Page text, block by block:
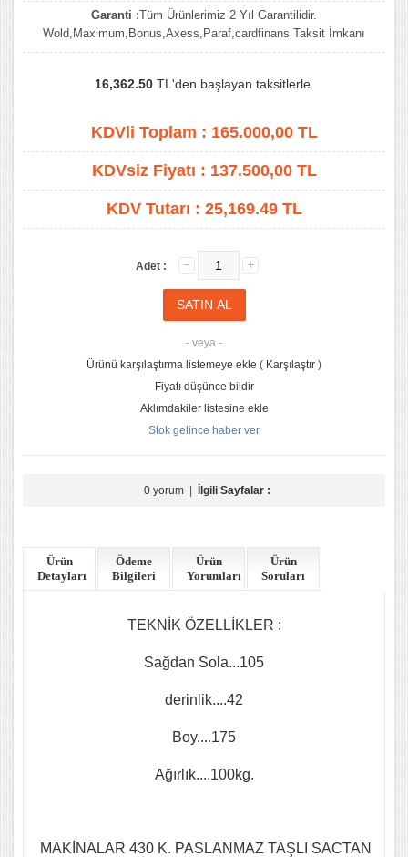
Garanti :Tüm Ürünlerimiz 2 Yıl Garantilidir.
Wold,Maximum,Bonus,Axess,Paraf,cardfinans Taksit İmkanı
16,362.50TL'den başlayan taksitlerle.
KDVli Toplam : 165.000,00TL
KDVsiz Fiyatı : 137.500,00TL
KDV Tutarı : 25,169.49 TL
Adet :
- veya -
Ürünü karşılaştırma listemeye ekle ( Karşılaştır )
Fiyatı düşünce bildir
Aklımdakiler listesine ekle
Stok gelince haber ver
0 yorum| İlgili Sayfalar :
Ürün
Detayları
Ödeme
Bilgileri
Ürün
Yorumları
Ürün
Soruları
TEKNİK ÖZELLİKLER :
Sağdan Sola...105
derinlik....42
Boy....175
Ağırlık....100kg.
MAKİNALAR 430 K. PASLANMAZ TAŞLI SACTAN